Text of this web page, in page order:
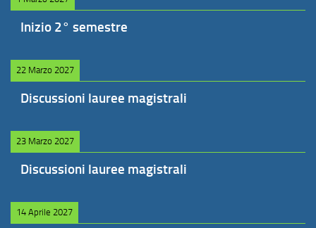
Inizio 2° semestre
22 Marzo 2027
Discussioni lauree magistrali
23 Marzo 2027
Discussioni lauree magistrali
14 Aprile 2027